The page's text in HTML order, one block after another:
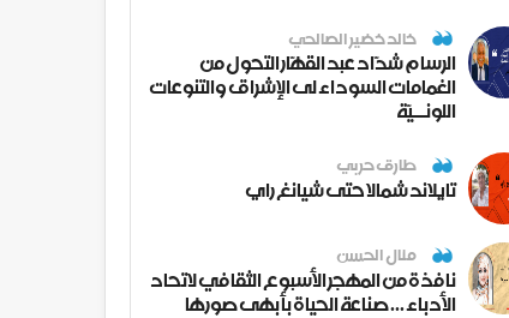
خالد خضير الصالحي
الرسام شدّاد عبد القهّار التحول من
الغمامات السوداء لى الإشراق والتنوعات
اللونــيّة
طارق حربي
تايلاند شمالا حتى شيانغ راي
منال الحسن
نافذة من المهجر الأسبوع الثقافي لاتحاد
الأدباء ... صناعة الحياة بأبهى صورها